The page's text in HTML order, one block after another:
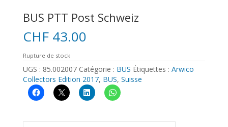
BUS PTT Post Schweiz
CHF43.00
Rupture de stock
UGS : 85.002007 Catégorie : BUS Étiquettes : Arwico
Collectors Edition 2017, BUS, Suisse